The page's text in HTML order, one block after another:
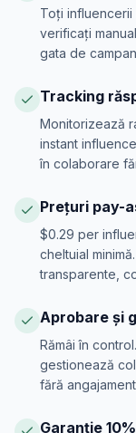
Toți influencerii
verificați
gata de
Tracking
Monitorizează
instant
în colaborare
Prețuri pay-
$0.29 per
cheltuial
transparente,
Aprobare și
Rămâi în
gestionează
fără
Garanție